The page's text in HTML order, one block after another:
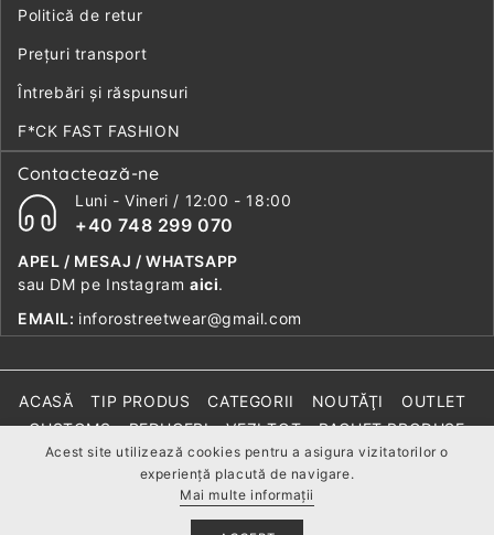
Politică de retur
Preţuri transport
Întrebări şi răspunsuri
F*CK FAST FASHION
Contactează-ne
Luni - Vineri / 12:00 - 18:00
+40 748 299 070
APEL / MESAJ / WHATSAPP
sau DM pe Instagram aici.
EMAIL: inforostreetwear@gmail.com
ACASĂ TIP PRODUS CATEGORII NOUTĂŢI
OUTLET
CUSTOMS
REDUCERI VEZI TOT
PACHET PRODUSE
F*CK FAST FASHION
© 2026,rostreetwear
Acest site utilizează cookies pentru a asigura vizitatorilor o
experiență placută de navigare.
Mai multe informaţii